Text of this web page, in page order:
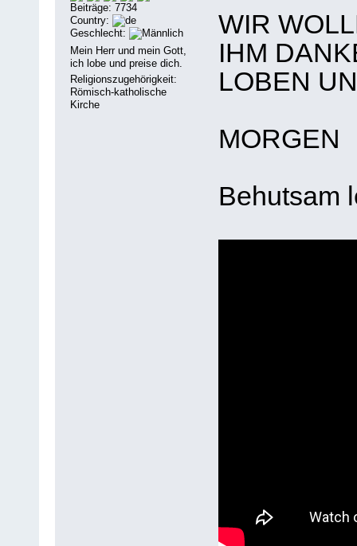
Beiträge: 7734
Country:
Geschlecht:
Mein Herr und mein Gott,
ich lobe und preise dich.
Religionszugehörigkeit:
Römisch-katholische
Kirche
WIR
IHM
LOBEN
MORGEN
Behutsam